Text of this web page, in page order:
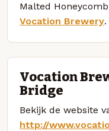
Malted
Vocation Brewery.
Vocation
Bridge
Bekijk de website
http://